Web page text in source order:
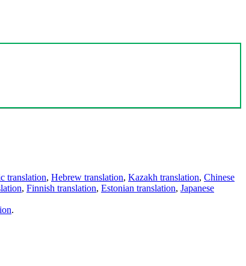
translation, Hebrew translation, Kazakh translation, Chinese
, Finnish translation, Estonian translation, Japanese
.